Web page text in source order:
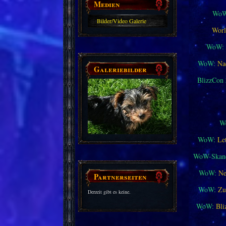
Medien
Bilder/Video Galerie
Galeriebilder
Partnerseiten
Derzeit gibt es keine.
WoW:
WoW:
BlizzCon
WoW:
WoW-
WoW:
WoW:
WoW: